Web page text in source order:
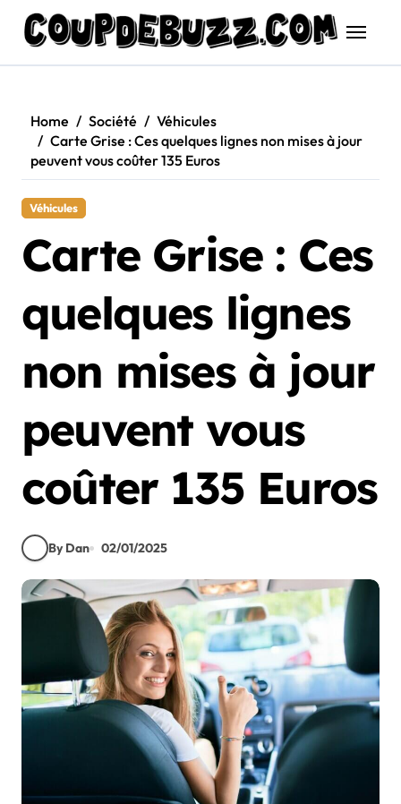
content
Home Société
Véhicules
Carte Grise : Ces quelques lignes non mises à jour
peuvent vous coûter 135 Euros
Véhicules
Carte Grise : Ces
quelques lignes
non mises à jour
peuvent vous
coûter 135 Euros
By Dan 02/01/2025